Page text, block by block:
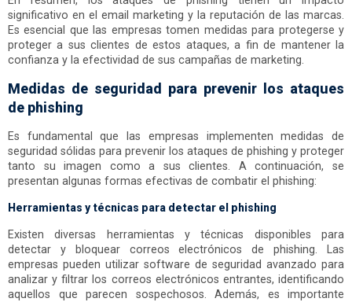
significativo en el email marketing y la reputación de las marcas.
Es esencial que las empresas tomen medidas para protegerse y
proteger a sus clientes de estos ataques, a fin de mantener la
confianza y la efectividad de sus campañas de marketing.
Medidas de seguridad para prevenir los ataques
de phishing
Es fundamental que las empresas implementen medidas de
seguridad sólidas para prevenir los ataques de phishing y proteger
tanto su imagen como a sus clientes. A continuación, se
presentan algunas formas efectivas de combatir el phishing:
Herramientas y técnicas para detectar el phishing
Existen diversas herramientas y técnicas disponibles para
detectar y bloquear correos electrónicos de phishing. Las
empresas pueden utilizar software de seguridad avanzado para
analizar y filtrar los correos electrónicos entrantes, identificando
aquellos que parecen sospechosos. Además, es importante